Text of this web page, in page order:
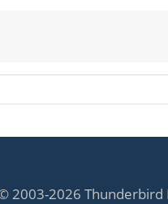
2003-2026 Thunderbird